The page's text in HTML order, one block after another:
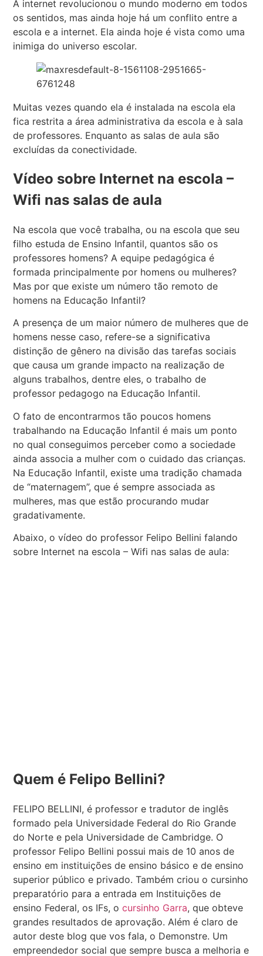
A internet revolucionou o mundo moderno em todos
os sentidos, mas ainda hoje há um conflito entre a
escola e a internet. Ela ainda hoje é vista como uma
inimiga do universo escolar.
Muitas vezes quando ela é instalada na escola ela
fica restrita a área administrativa da escola e à sala
de professores. Enquanto as salas de aula são
excluídas da conectividade.
Vídeo sobre Internet na escola –
Wifi nas salas de aula
Na escola que você trabalha, ou na escola que seu
filho estuda de Ensino Infantil, quantos são os
professores homens? A equipe pedagógica é
formada principalmente por homens ou mulheres?
Mas por que existe um número tão remoto de
homens na Educação Infantil?
A presença de um maior número de mulheres que de
homens nesse caso, refere-se a significativa
distinção de gênero na divisão das tarefas sociais
que causa um grande impacto na realização de
alguns trabalhos, dentre eles, o trabalho de
professor pedagogo na Educação Infantil.
O fato de encontrarmos tão poucos homens
trabalhando na Educação Infantil é mais um ponto
no qual conseguimos perceber como a sociedade
ainda associa a mulher com o cuidado das crianças.
Na Educação Infantil, existe uma tradição chamada
de “maternagem”, que é sempre associada as
mulheres, mas que estão procurando mudar
gradativamente.
Abaixo, o vídeo do professor Felipo Bellini falando
sobre Internet na escola – Wifi nas salas de aula:
Quem é Felipo Bellini?
FELIPO BELLINI, é professor e tradutor de inglês
formado pela Universidade Federal do Rio Grande
do Norte e pela Universidade de Cambridge. O
professor Felipo Bellini possui mais de 10 anos de
ensino em instituições de ensino básico e de ensino
superior público e privado. Também criou o cursinho
preparatório para a entrada em Instituições de
ensino Federal, os IFs, ocursinho Garra, que obteve
grandes resultados de aprovação. Além é claro de
autor deste blog que vos fala, o Demonstre. Um
empreendedor social que sempre busca a melhoria e